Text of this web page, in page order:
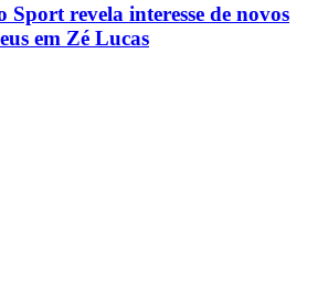
Sport revela interesse de novos
em Zé Lucas